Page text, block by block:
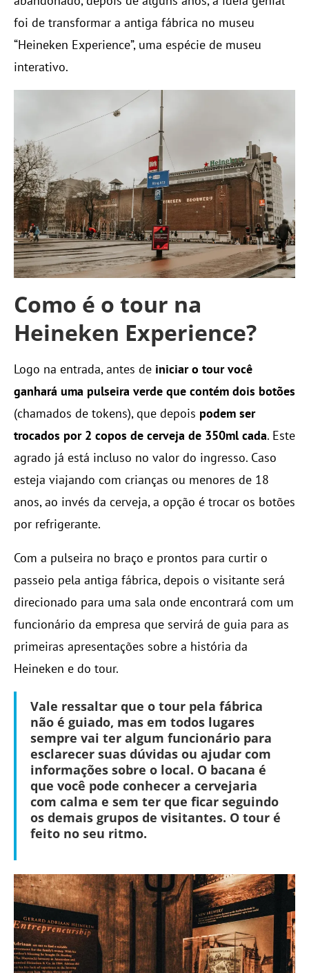
foi de transformar a antiga fábrica no museu
“Heineken Experience”, uma espécie de museu
interativo.
Como é o tour na
Heineken Experience?
Logo na entrada, antes de iniciar o tour você
ganhará uma pulseira verde que contém dois botões
(chamados de tokens), que depois podem ser
trocados por 2 copos de cerveja de 350ml cada. Este
agrado já está incluso no valor do ingresso. Caso
esteja viajando com crianças ou menores de 18
anos, ao invés da cerveja, a opção é trocar os botões
por refrigerante.
Com a pulseira no braço e prontos para curtir o
passeio pela antiga fábrica, depois o visitante será
direcionado para uma sala onde encontrará com um
funcionário da empresa que servirá de guia para as
primeiras apresentações sobre a história da
Heineken e do tour.
Vale ressaltar que o tour pela fábrica
não é guiado, mas em todos lugares
sempre vai ter algum funcionário para
esclarecer suas dúvidas ou ajudar com
informações sobre o local. O bacana é
que você pode conhecer a cervejaria
com calma e sem ter que ficar seguindo
os demais grupos de visitantes. O tour é
feito no seu ritmo.